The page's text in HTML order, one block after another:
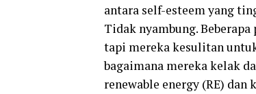
antara self-esteem yang
Tidak nyambung.
tapi mereka kesulitan
bagaimana mereka kelak
renewable energy (RE)